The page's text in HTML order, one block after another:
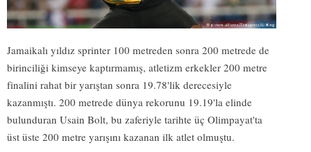
Jamaikalı yıldız sprinter 100 metreden sonra 200 metrede de
birinciliği kimseye kaptırmamış, atletizm erkekler 200 metre
finalini rahat bir yarıştan sonra 19.78'lik derecesiyle
kazanmıştı. 200 metrede dünya rekorunu 19.19'la elinde
bulunduran Usain Bolt, bu zaferiyle tarihte üç Olimpayat'ta
üst üste 200 metre yarışını kazanan ilk atlet olmuştu.